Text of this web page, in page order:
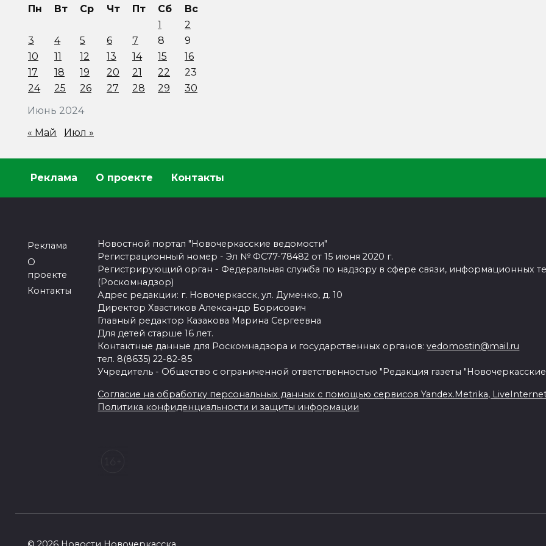
Июнь 2024
Пн Вт Ср Чт Пт Сб
Вс
1
2
3
4 5 6 7 8
9
10
11 12 13 14 15
16
17
18 19 20 21 22
23
24
25 26 27 28 29 30
« Май Июл »
Реклама О проекте Контакты
Реклама
О
проекте
Контакты
Новостной портал "Новочеркасские ведомости"
Регистрационный номер - Эл № ФС77-78482 от 15 июня 2020 г.
Регистрирующий орган - Федеральная служба по надзору в сфере связи, информационных
(Роскомнадзор)
Адрес редакции: г. Новочеркасск, ул. Думенко, д. 10
Директор Хвастиков Александр Борисович
Главный редактор Казакова Марина Сергеевна
Для детей старше 16 лет.
Контактные данные для Роскомнадзора и государственных органов:vedomostin@mail.ru
тел. 8(8635) 22-82-85
Учредитель - Общество с ограниченной ответственностью "Редакция газеты
Согласие на обработку персональных данных с помощью сервисов Yandex.Metrika,
Политика конфиденциальности и защиты информации